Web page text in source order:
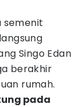
semenit
Singo Edan
berakhir
rumah.
pada